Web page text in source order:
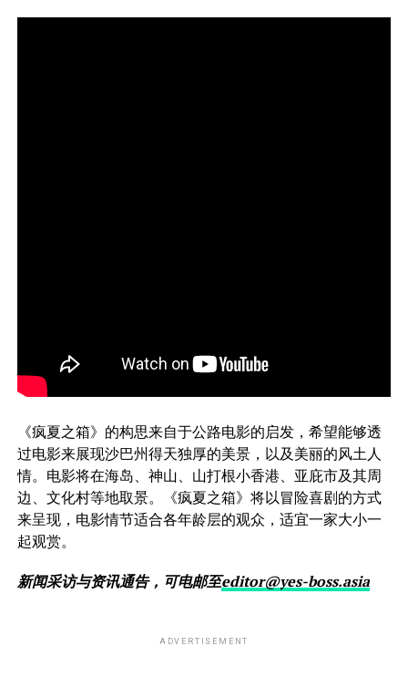
《疯夏之箱》的构思来自于公路电影的启发，希望能够透
过电影来展现沙巴州得天独厚的美景，以及美丽的风土人
情。电影将在海岛、神山、山打根小香港、亚庇市及其周
边、文化村等地取景。《疯夏之箱》将以冒险喜剧的方式
来呈现，电影情节适合各年龄层的观众，适宜一家大小一
起观赏。
新闻采访与资讯通告，可电邮至editor@yes-boss.asia
ADVERTISEMENT